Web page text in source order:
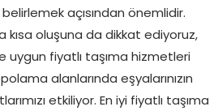
belirlemek açısından önemlidir.
kısa oluşuna da dikkat ediyoruz,
uygun fiyatlı taşıma hizmetleri
alanlarında eşyalarınızın
etkiliyor. En iyi fiyatlı taşıma